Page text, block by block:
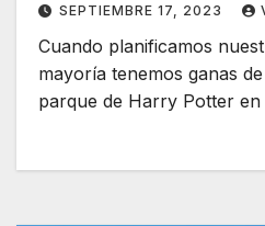
SEPTIEMBRE 17, 2023
Cuando planificamos
mayoría tenemos ganas
parque de Harry Potter